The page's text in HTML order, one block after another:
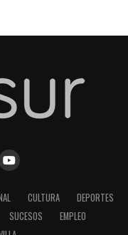
CULTURA
DEPORTES
SUCESOS
EMPLEO